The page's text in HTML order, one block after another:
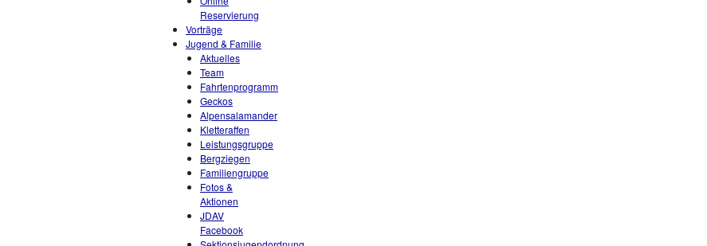
Reservierung
Vorträge
Jugend & Familie
Aktuelles
Team
Fahrtenprogramm
Geckos
Alpensalamander
Kletteraffen
Leistungsgruppe
Bergziegen
Familiengruppe
Fotos &
Aktionen
JDAV
Facebook